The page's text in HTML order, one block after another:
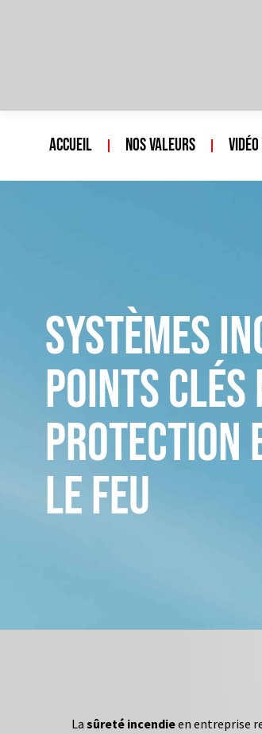
Accueil Nos valeurs
Systèmes
points clés
protection
le feu
La sûreté incendieen entreprise